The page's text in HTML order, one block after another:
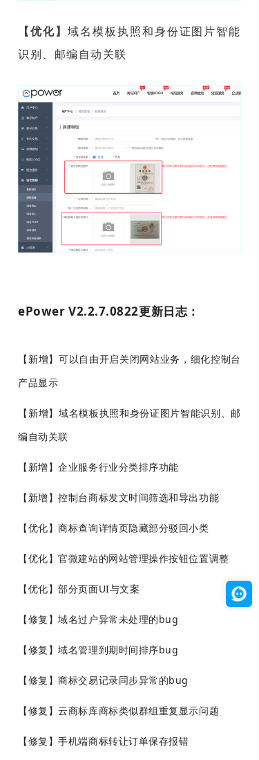
【优化】 域名模板执照和身份证图片智能
识别、邮编自动关联
ePower V2.2.7.0822更新日志：
【新增】 可以自由开启关闭网站业务，细化控制台
产品显示
【新增】域名模板执照和身份证图片智能识别、邮
编自动关联
【新增】企业服务行业分类排序功能
【新增】控制台商标发文时间筛选和导出功能
【优化】商标查询详情页隐藏部分驳回小类
【优化】官微建站的网站管理操作按钮位置调整
【优化】部分页面UI与文案
【修复】域名过户异常未处理的bug
【修复】域名管理到期时间排序bug
【修复】商标交易记录同步异常的bug
【修复】云商标库商标类似群组重复显示问题
【修复】手机端商标转让订单保存报错